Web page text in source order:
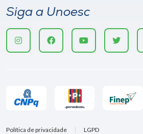
Siga a Unoesc
Política de privacidade LGPD